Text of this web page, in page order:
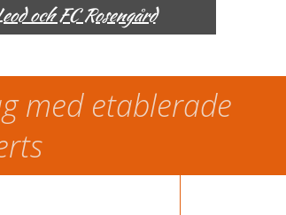
och FC Rosengård
med etablerade